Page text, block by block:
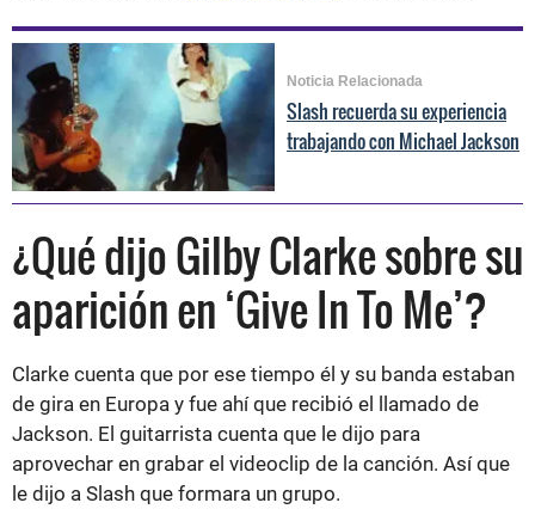
Noticia Relacionada
Slash recuerda su experiencia
trabajando con Michael Jackson
¿Qué dijo Gilby Clarke sobre su
aparición en ‘Give In To Me’?
Clarke cuenta que por ese tiempo él y su banda estaban
de gira en Europa y fue ahí que recibió el llamado de
Jackson. El guitarrista cuenta que le dijo para
aprovechar en grabar el videoclip de la canción. Así que
le dijo a Slash que formara un grupo.